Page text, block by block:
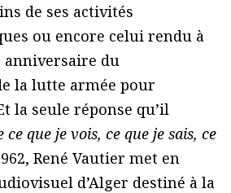
de ses activités
ou encore celui rendu à
anniversaire du
la lutte armée pour
la seule réponse qu’il
ce que je vois, ce que je sais, ce
René Vautier met en
d’Alger destiné à la